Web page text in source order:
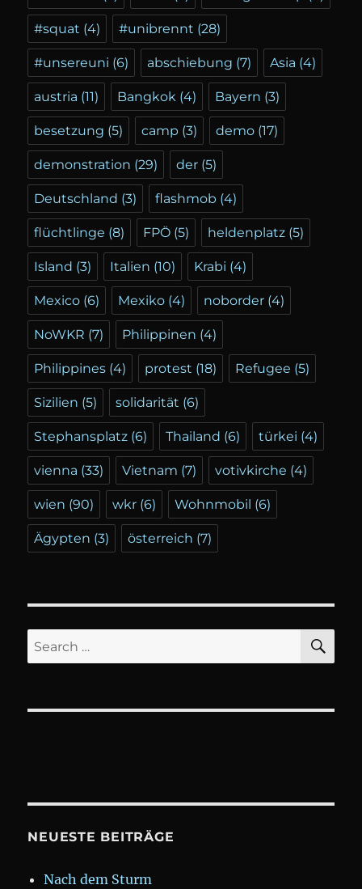
#squat (4) #unibrennt (28)
#unsereuni (6) abschiebung (7) Asia (4)
austria (11) Bangkok (4) Bayern (3)
besetzung (5) camp (3) demo (17)
demonstration (29) der (5)
Deutschland (3) flashmob (4)
flüchtlinge (8) FPÖ (5) heldenplatz (5)
Island (3) Italien (10) Krabi (4)
Mexico (6) Mexiko (4) noborder (4)
NoWKR (7) Philippinen (4)
Philippines (4) protest (18) Refugee (5)
Sizilien (5) solidarität (6)
Stephansplatz (6) Thailand (6) türkei (4)
vienna (33) Vietnam (7) votivkirche (4)
wien (90) wkr (6) Wohnmobil (6)
Ägypten (3) österreich (7)
Search
for:
NEUESTE BEITRÄGE
Nach dem Sturm